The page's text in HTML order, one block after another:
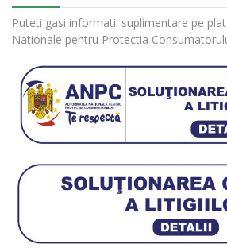
Puteti gasi informatii suplimentare pe
Nationale pentru Protectia